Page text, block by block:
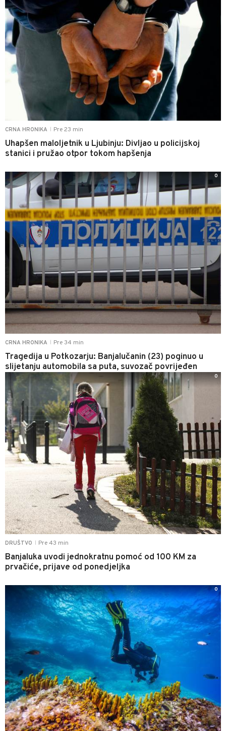
CRNA HRONIKA Pre 23 min
Uhapšen maloljetnik u Ljubinju: Divljao u policijskoj
stanici i pružao otpor tokom hapšenja
CRNA HRONIKA Pre 34 min
Tragedija u Potkozarju: Banjalučanin (23) poginuo u
slijetanju automobila sa puta, suvozač povrijeđen
0
DRUŠTVO Pre 43 min
Banjaluka uvodi jednokratnu pomoć od 100 KM za
prvačiće, prijave od ponedjeljka
0
0